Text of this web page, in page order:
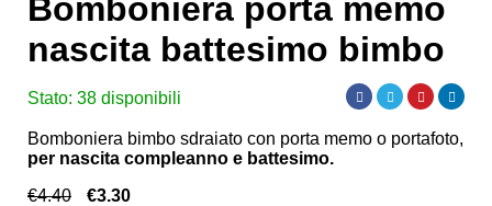
Bomboniera porta memo
nascita battesimo bimbo
Stato: 38 disponibili
Bomboniera bimbo sdraiato con porta memo o portafoto,
per nascita compleanno e battesimo.
€4.40 €3.30